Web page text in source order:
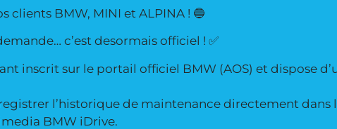
clients BMW, MINI et ALPINA ! 🔵
c’est desormais officiel ! ✅
inscrit sur le portail officiel BMW (AOS) et dispose
l’historique de maintenance directement dans
BMW iDrive.